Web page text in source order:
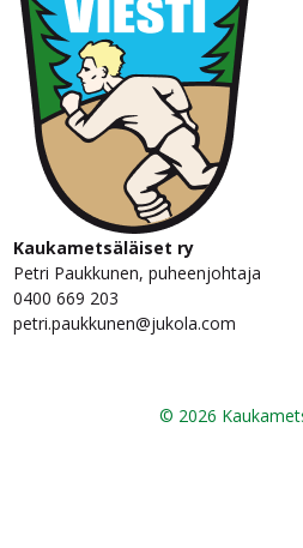
Kaukametsäläiset ry
Petri Paukkunen, puheenjohtaja
0400 669 203
petri.paukkunen@jukola.com
© 2026